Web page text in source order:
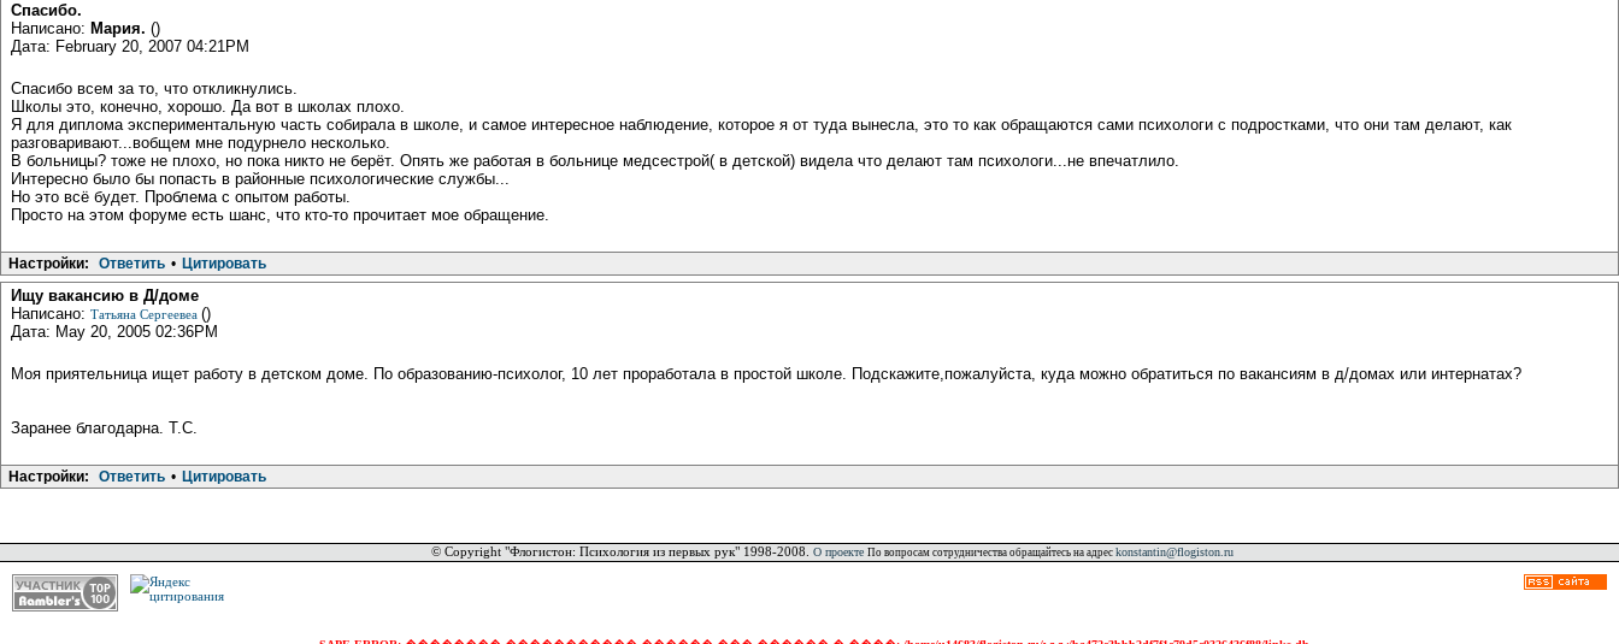
Спасибо.
Написано: Мария. ()
Дата: February 20, 2007 04:21PM
Спасибо всем за то, что откликнулись.
Школы это, конечно, хорошо. Да вот в школах плохо.
Я для диплома экспериментальную часть собирала в школе, и самое интересное наблюдение, которое я от туда вынесла, это то как обращаются сами психологи с подростками, что они там делают, как
разговаривают...вобщем мне подурнело несколько.
В больницы? тоже не плохо, но пока никто не берёт. Опять же работая в больнице медсестрой( в детской) видела что делают там психологи...не впечатлило.
Интересно было бы попасть в районные психологические службы...
Но это всё будет. Проблема с опытом работы.
Просто на этом форуме есть шанс, что кто-то прочитает мое обращение.
Настройки: Ответить • Цитировать
Ищу вакансию в Д/доме
Написано: Татьяна Сергеевеа ()
Дата: May 20, 2005 02:36PM
Моя приятельница ищет работу в детском доме. По образованию-психолог, 10 лет проработала в простой школе. Подскажите,пожалуйста, куда можно обратиться по вакансиям в д/домах или интернатах?
Заранее благодарна. Т.С.
Настройки: Ответить • Цитировать
© Copyright "Флогистон: Психология из первых рук" 1998-2008. О проекте По вопросам сотрудничества обращайтесь на адрес konstantin@flogiston.ru